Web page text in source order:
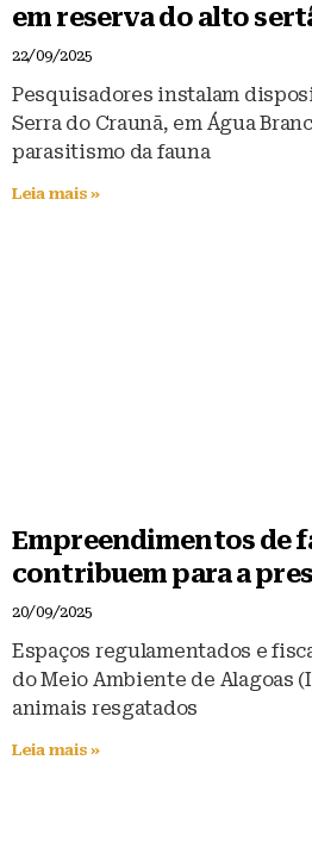
em reserva do alto
22/09/2025
Pesquisadores instalam
Serra do Craunã, em Água
parasitismo da fauna
Leia mais »
Empreendimentos de
contribuem para a
20/09/2025
Espaços regulamentados e
do Meio Ambiente de Alagoas
animais resgatados
Leia mais »